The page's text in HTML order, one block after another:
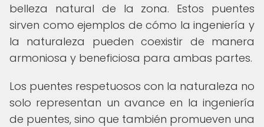
belleza natural de la zona. Estos puentes
sirven como ejemplos de cómo la ingeniería y
la naturaleza pueden coexistir de manera
armoniosa y beneficiosa para ambas partes.
Los puentes respetuosos con la naturaleza no
solo representan un avance en la ingeniería
de puentes, sino que también promueven una